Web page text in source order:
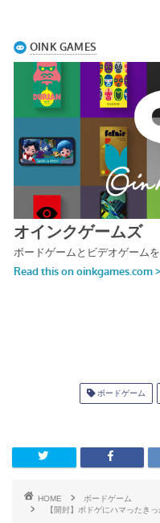
ボードゲーム
HOME
ボードゲーム
【開封】ボドゲにハマったき